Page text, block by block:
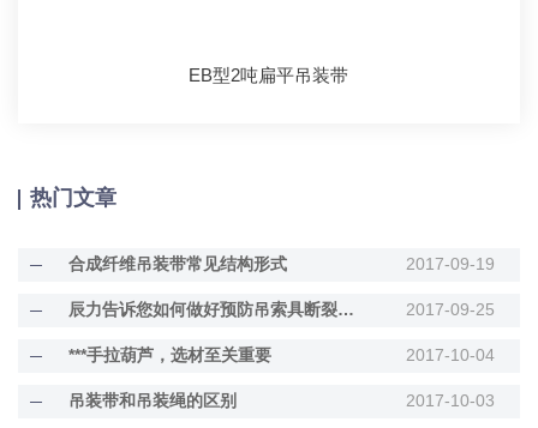
EB型2吨扁平吊装带
热门文章
合成纤维吊装带常见结构形式 2017-09-19
辰力告诉您如何做好预防吊索具断裂的工作 2017-09-25
***手拉葫芦，选材至关重要 2017-10-04
吊装带和吊装绳的区别 2017-10-03